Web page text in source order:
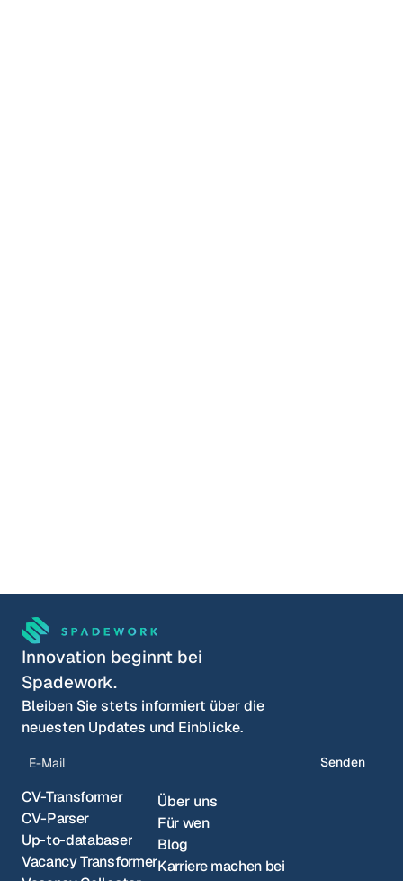
Innovation beginnt bei
Spadework.
Bleiben Sie stets informiert über die
neuesten Updates und Einblicke.
Senden
CV-Transformer
CV-Parser
Up-to-databaser
Vacancy Transformer
Über uns
Für wen
Blog
Karriere machen bei